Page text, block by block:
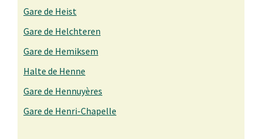
Gare de Heist
Gare de Helchteren
Gare de Hemiksem
Halte de Henne
Gare de Hennuyères
Gare de Henri-Chapelle